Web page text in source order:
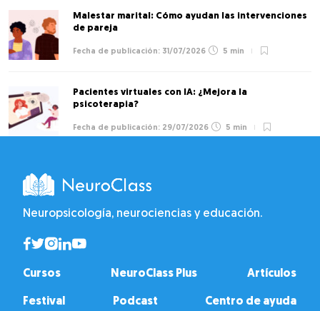
Malestar marital: Cómo ayudan las intervenciones
de pareja
31/07/2026 5 min
Pacientes virtuales con IA: ¿Mejora la
psicoterapia?
29/07/2026 5 min
Neuropsicología, neurociencias y educación.
Cursos NeuroClass Plus Artículos
Festival Podcast Centro de ayuda